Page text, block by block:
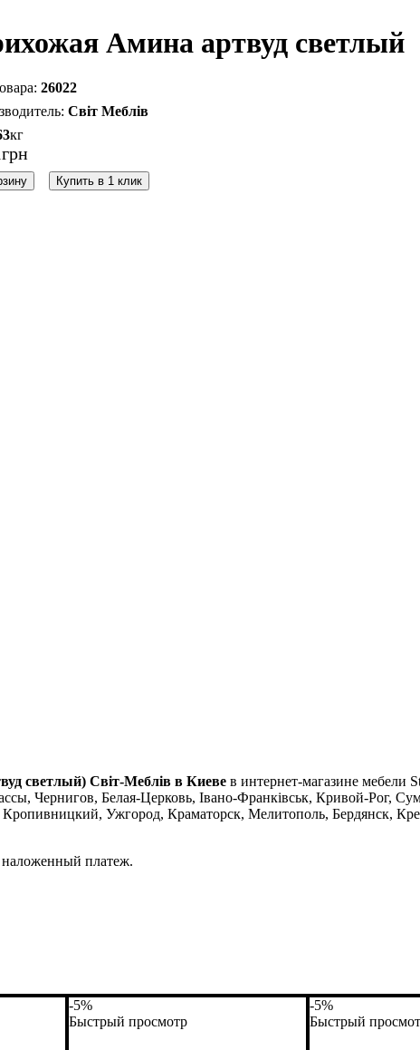
Амина артвуд светлый
26022
Світ Меблів
кг
грн
Купить в 1 клик
светлый) Світ-Меблів в Киеве в интернет-магазине мебели
Чернигов, Белая-Церковь, Івано-Франківськ, Кривой-Рог,
Ужгород, Краматорск, Мелитополь, Бердянск,
наложенный платеж.
-5%
Быстрый просмотр
-5%
Быстрый